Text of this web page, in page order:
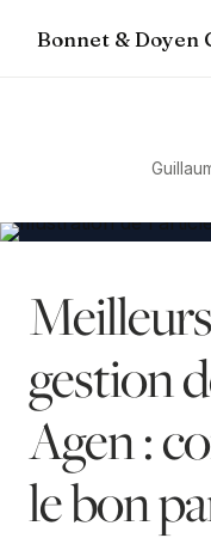
Bonnet & Doyen
gestion
Agen :
le bon